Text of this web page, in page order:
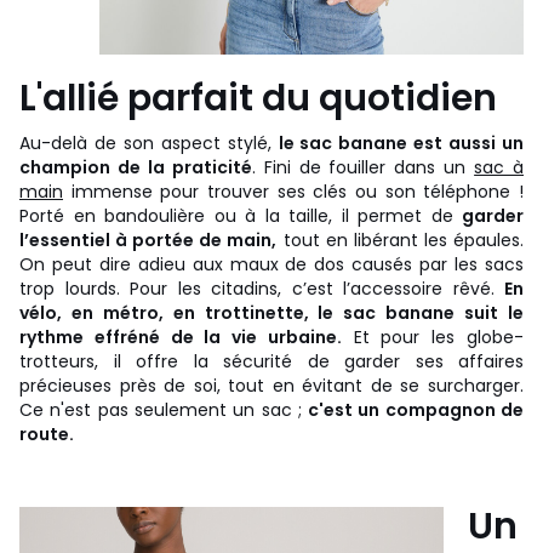
L'allié parfait du quotidien
Au-delà de son aspect stylé, le sac banane est aussi un
champion de la praticité. Fini de fouiller dans unsac à
main immense pour trouver ses clés ou son téléphone !
Porté en bandoulière ou à la taille, il permet de garder
l’essentiel à portée de main, tout en libérant les épaules.
On peut dire adieu aux maux de dos causés par les sacs
trop lourds. Pour les citadins, c’est l’accessoire rêvé. En
vélo, en métro, en trottinette, le sac banane suit le
rythme effréné de la vie urbaine. Et pour les globe-
trotteurs, il offre la sécurité de garder ses affaires
précieuses près de soi, tout en évitant de se surcharger.
Ce n'est pas seulement un sac ; c'est un compagnon de
route.
Un